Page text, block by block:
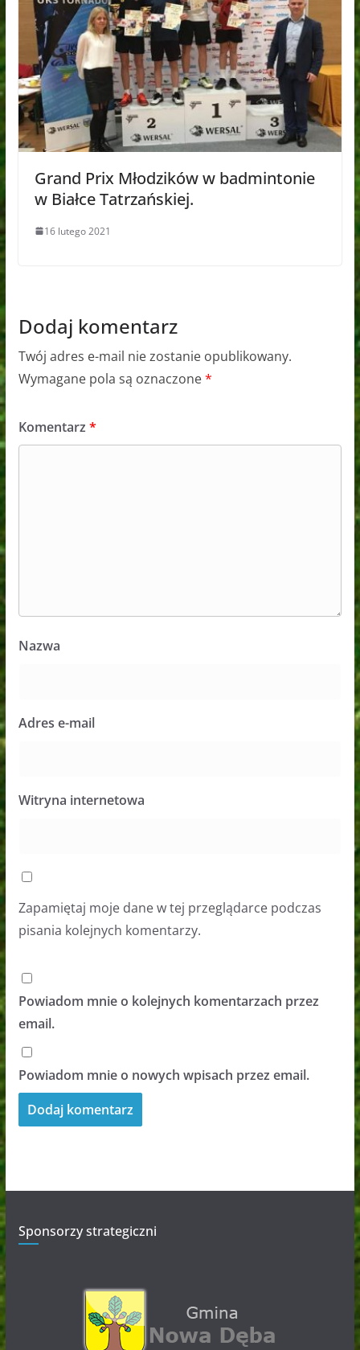
Grand Prix Młodzików w badmintonie
w Białce Tatrzańskiej.
16 lutego 2021
Dodaj komentarz
Twój adres e-mail nie zostanie opublikowany.
Wymagane pola są oznaczone*
Komentarz *
Nazwa
Adres e-mail
Witryna internetowa
Zapamiętaj moje dane w tej przeglądarce podczas
pisania kolejnych komentarzy.
Powiadom mnie o kolejnych komentarzach przez
email.
Powiadom mnie o nowych wpisach przez email.
Sponsorzy strategiczni